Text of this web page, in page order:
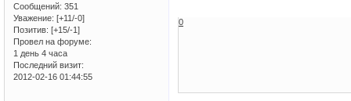
Сообщений: 351
Уважение: [+11/-0]
Позитив: [+15/-1]
Провел на форуме:
1 день 4 часа
Последний визит:
2012-02-16 01:44:55
0